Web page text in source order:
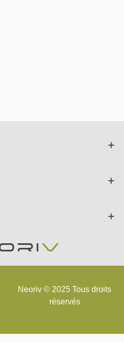
Neoriv © 2025 Tous droits
réservés